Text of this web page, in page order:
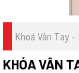
Khoá Vân Tay
KHÓA VÂN